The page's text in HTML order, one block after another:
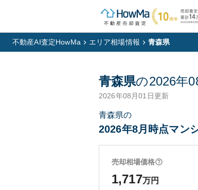
不動産AI査定HowMa エリア相場情報 青森県
青森県の2026年
2026年08月01日更新
青森県の
2026年8月時点マン
売却相場価格
1,717万円